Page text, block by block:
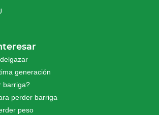
generación
barriga?
perder barriga
peso